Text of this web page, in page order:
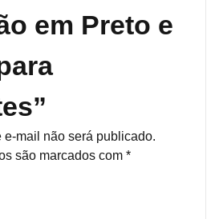
em Preto e
e-mail não será publicado.
são marcados com *